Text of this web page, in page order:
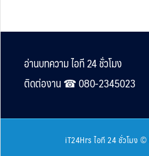
Footer
อ่านบทความ ไอที 24 ชั่วโมง
ติดต่องาน ☎︎ 080-2345023
iT24Hrs ไอที 24 ชั่วโมง ©